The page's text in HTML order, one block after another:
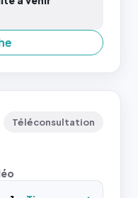
Téléconsultation